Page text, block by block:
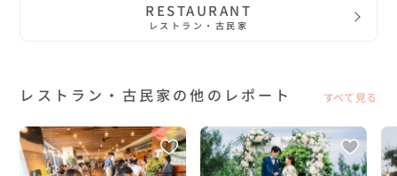
RESTAURANT
レストラン・古民家
レストラン・古民家の他のレポート すべて見る